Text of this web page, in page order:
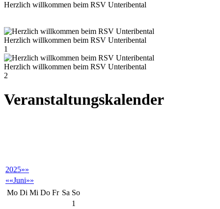
Herzlich willkommen beim RSV Unteribental
Herzlich willkommen beim RSV Unteribental
1
Herzlich willkommen beim RSV Unteribental
2
Veranstaltungskalender
2025»»
««Juni»»
Mo Di Mi Do Fr Sa So
1